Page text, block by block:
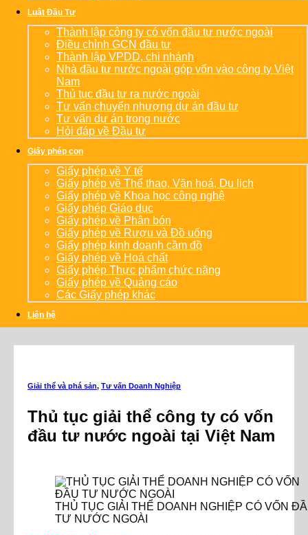
Luật Đầu Tư
Thành lập công ty có vốn đầu tư nước ngoài
Điều chỉnh GCN đầu tư
Thành lập VPDD, chi nhánh
Nhà đầu tư nước ngoài góp vốn vào công ty Việt
Nam
Thủ tục đầu tư ra nước ngoài
Tư vấn chuyển nhượng dự án đầu tư
Tư vấn dự án trong nước
Hỏi đáp về Đầu tư
Giấy phép con
Giấy phép về Y tế
Giấy phép về Thể thao, Văn hoá, Du lịch
Giấy phép về Khoa học công nghệ
Giấy phép Giáo dục
Giấy phép về Phân bón
Giấy phép về Rượu và Đồ uống
Giấy phép kinh doanh cầm đồ
Giấy phép về Hoá chất
Giấy phép Thực phẩm chức năng
Giấy phép về Quảng cáo
Các Giấy phép khác
Liên hệ
Giải thể và phá sản, Tư vấn Doanh Nghiệp
Thủ tục giải thể công ty có vốn
đầu tư nước ngoài tại Việt Nam
THỦ TỤC GIẢI THỂ DOANH NGHIỆP CÓ VỐN
TƯ NƯỚC NGOÀI